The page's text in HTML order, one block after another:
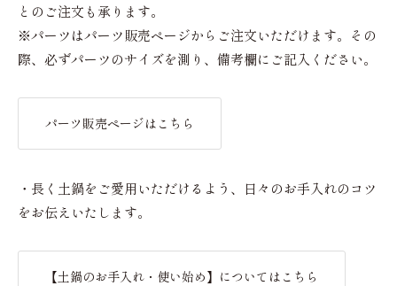
とのご注文も承ります。
※パーツはパーツ販売ページからご注文いただけます。その
際、必ずパーツのサイズを測り、備考欄にご記入ください。
パーツ販売ページはこちら
・長く土鍋をご愛用いただけるよう、日々のお手入れのコツ
をお伝えいたします。
【土鍋のお手入れ・使い始め】についてはこちら